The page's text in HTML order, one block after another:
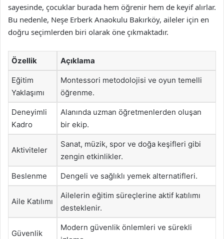
sayesinde, çocuklar burada hem öğrenir hem de keyif alırlar.
Bu nedenle, Neşe Erberk Anaokulu Bakırköy, aileler için en
doğru seçimlerden biri olarak öne çıkmaktadır.
Özellik Açıklama
Eğitim
Yaklaşımı
Montessori metodolojisi ve oyun temelli
öğrenme.
Deneyimli
Kadro
Alanında uzman öğretmenlerden oluşan
bir ekip.
Aktiviteler
Sanat, müzik, spor ve doğa keşifleri gibi
zengin etkinlikler.
Beslenme Dengeli ve sağlıklı yemek alternatifleri.
Aile Katılımı
Ailelerin eğitim süreçlerine aktif katılımı
desteklenir.
Güvenlik
Modern güvenlik önlemleri ve sürekli